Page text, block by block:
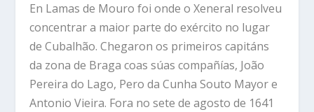
En Lamas de Mouro foi onde o Xeneral resolveu
concentrar a maior parte do exército no lugar
de Cubalhão. Chegaron os primeiros capitáns
da zona de Braga coas súas compañías, João
Pereira do Lago, Pero da Cunha Souto Mayor e
Antonio Vieira. Fora no sete de agosto de 1641